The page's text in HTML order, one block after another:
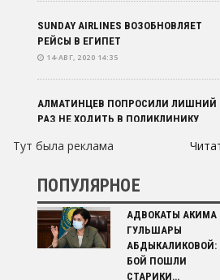
SUNDAY AIRLINES ВОЗОБНОВЛЯЕТ
РЕЙСЫ В ЕГИПЕТ
14-АВГ, 2020 14:35
АЛМАТИНЦЕВ ПОПРОСИЛИ ЛИШНИЙ
РАЗ НЕ ХОДИТЬ В ПОЛИКЛИНИКУ
КОМУ МОГУТ ЗАПРЕТИТЬ ВЪЕЗД В
14-АВГ, 2020 13:32
90 ЛЕТНЯЯ БАБУШКА ПРЕОДОЛЕЛА
ТЯЖЕЛУЮ ПНЕВМОНИЮ
Тут была реклама
ПОПУЛЯРНОЕ
АДВОКАТЫ АКИМА
ГУЛЬШАРЫ
АБДЫКАЛИКОВОЙ:
БОЙ ПОШЛИ
СТАРИКИ…